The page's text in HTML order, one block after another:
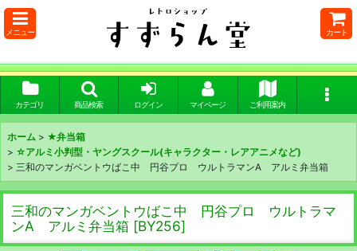
メニュー カート
カテゴリ 商品検索 ログイン マイページ ご利用案内
ホーム > ★弁当箱
> ☆アルミ小判型・ヤングスクール(キャラクター・レアアニメなど)
> 三和のマンガベントウばこ中 円谷プロ ウルトラマンA アルミ弁当箱
三和のマンガベントウばこ中 円谷プロ ウルトラマ
ンA アルミ弁当箱 [BY256]